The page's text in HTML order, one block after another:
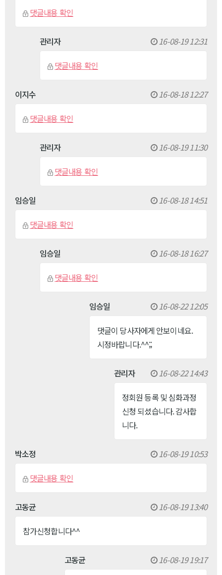
댓글내용 확인
관리자 16-08-19 12:31
댓글내용 확인
이지수 16-08-18 12:27
댓글내용 확인
관리자 16-08-19 11:30
댓글내용 확인
임승일 16-08-18 14:51
댓글내용 확인
임승일 16-08-18 16:27
댓글내용 확인
임승일 16-08-22 12:05
댓글이 당사자에게 안보이네요.
시정바랍니다.^^;;
관리자 16-08-22 14:43
정회원 등록 및 심화과정
신청 되셨습니다. 감사합
니다.
박소정 16-08-19 10:53
댓글내용 확인
고동균 16-08-19 13:40
참가신청합니다^^
고동균 16-08-19 19:17